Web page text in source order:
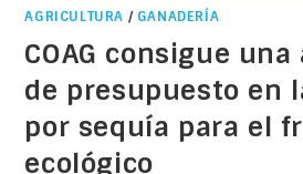
AGRICULTURA / GANADERÍA
COAG consigue
de presupuesto en
por sequía para el
ecológico